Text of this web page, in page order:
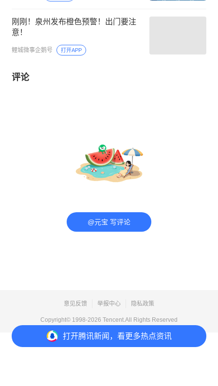
打开腾讯新闻，看更多热点资讯
刚刚！泉州发布橙色预警！出门要注
意！
鲤城微事企鹅号 打开APP
评论
@元宝 写评论
意见反馈 举报中心 隐私政策
Copyright© 1998-2026 Tencent.All Rights Reserved